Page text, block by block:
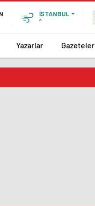
İSTANBUL
°
Yazarlar Gazeteler